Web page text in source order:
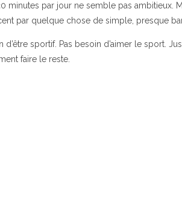
minutes par jour ne semble pas ambitieux.
par quelque chose de simple, presque
d’être sportif. Pas besoin d’aimer le sport.
faire le reste.